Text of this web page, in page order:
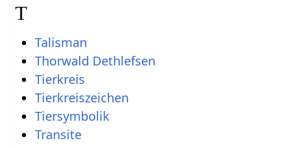
T
Talisman
Thorwald Dethlefsen
Tierkreis
Tierkreiszeichen
Tiersymbolik
Transite